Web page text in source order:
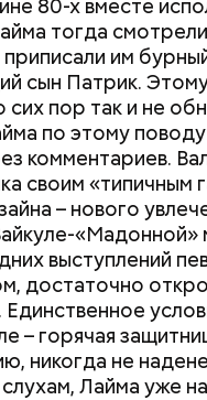
80-х вместе
тогда
им
сын Патрик.
пор так и не
по этому
комментариев.
своим «типичным
– нового
выступлений
достаточно
– горячая
никогда не
Лайма уже